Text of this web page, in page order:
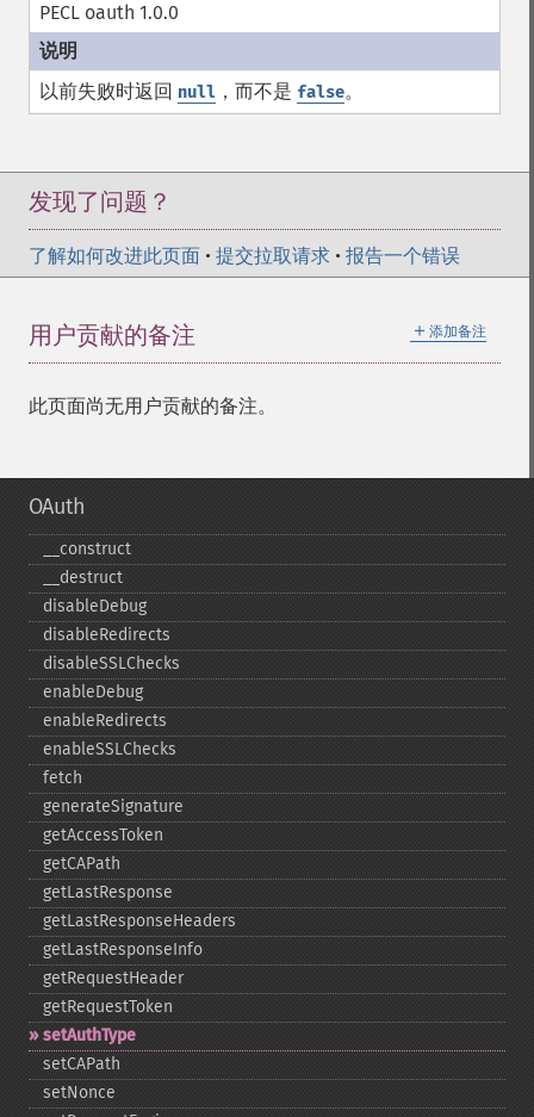
PECL oauth 1.0.0
以前失败时返回 null ，而不是 false。
发现了问题？
了解如何改进此页面 • 提交拉取请求 • 报告一个错误
＋ 添加备注
用户贡献的备注
此页面尚无用户贡献的备注。
OAuth
_​_​construct
_​_​destruct
disableDebug
disableRedirects
disableSSLChecks
enableDebug
enableRedirects
enableSSLChecks
fetch
generateSignature
getAccessToken
getCAPath
getLastResponse
getLastResponseHeaders
getLastResponseInfo
getRequestHeader
getRequestToken
setAuthType
setCAPath
setNonce